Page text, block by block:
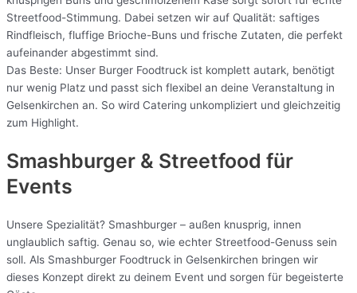
Streetfood-Stimmung. Dabei setzen wir auf Qualität: saftiges
Rindfleisch, fluffige Brioche-Buns und frische Zutaten, die perfekt
aufeinander abgestimmt sind.
Das Beste: Unser Burger Foodtruck ist komplett autark, benötigt
nur wenig Platz und passt sich flexibel an deine Veranstaltung in
Gelsenkirchen an. So wird Catering unkompliziert und gleichzeitig
zum Highlight.
Smashburger & Streetfood für
Events
Unsere Spezialität? Smashburger – außen knusprig, innen
unglaublich saftig. Genau so, wie echter Streetfood-Genuss sein
soll. Als Smashburger Foodtruck in Gelsenkirchen bringen wir
dieses Konzept direkt zu deinem Event und sorgen für begeisterte